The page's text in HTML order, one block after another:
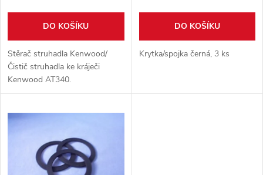
o
d
u
k
t
d
u
k
DO KOŠÍKU
Stěrač struhadla Kenwood/
Čistič struhadla ke kráječi
Kenwood AT340.
DO KOŠÍKU
Krytka/spojka černá, 3 ks